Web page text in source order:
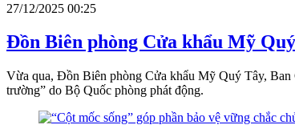
27/12/2025 00:25
Đồn Biên phòng Cửa khẩu Mỹ
Vừa qua, Đồn Biên phòng Cửa khẩu Mỹ Quý Tây, Ban
trường” do Bộ Quốc phòng phát động.